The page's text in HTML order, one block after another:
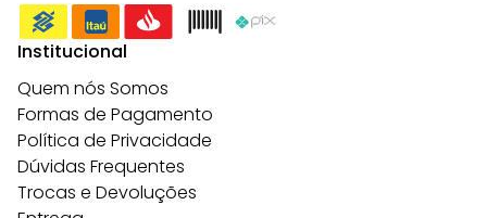
Institucional
Quem nós Somos
Formas de Pagamento
Política de Privacidade
Dúvidas Frequentes
Trocas e Devoluções